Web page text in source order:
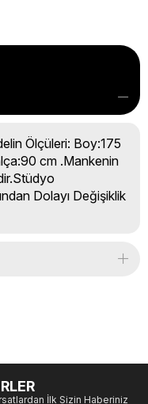
Ölçüleri: Boy:175
cm .Mankenin
Dolayı Değişiklik
İlk Sizin Haberiniz